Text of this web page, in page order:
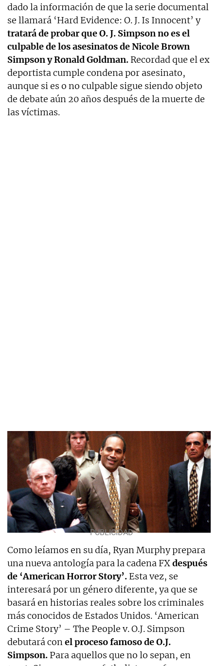
dado la información de que la serie documental
se llamará ‘Hard Evidence: O. J. Is Innocent’ y
tratará de probar que O. J. Simpson no es el
culpable de los asesinatos de Nicole Brown
Simpson y Ronald Goldman. Recordad que el ex
deportista cumple condena por asesinato,
aunque si es o no culpable sigue siendo objeto
de debate aún 20 años después de la muerte de
las víctimas.
Como leíamos en su día, Ryan Murphy prepara
una nueva antología para la cadena FXdespués
de ‘American Horror Story’. Esta vez, se
interesará por un género diferente, ya que se
basará en historias reales sobre los criminales
más conocidos de Estados Unidos. ‘American
Crime Story’ – The People v. O.J. Simpson
debutará conel proceso famoso de O.J.
Simpson. Para aquellos que no lo sepan, en